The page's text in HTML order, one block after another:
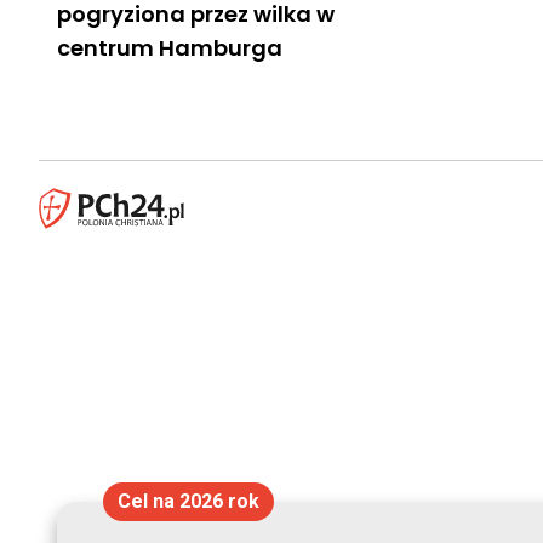
pogryziona przez wilka w
centrum Hamburga
Cel na 2026 rok